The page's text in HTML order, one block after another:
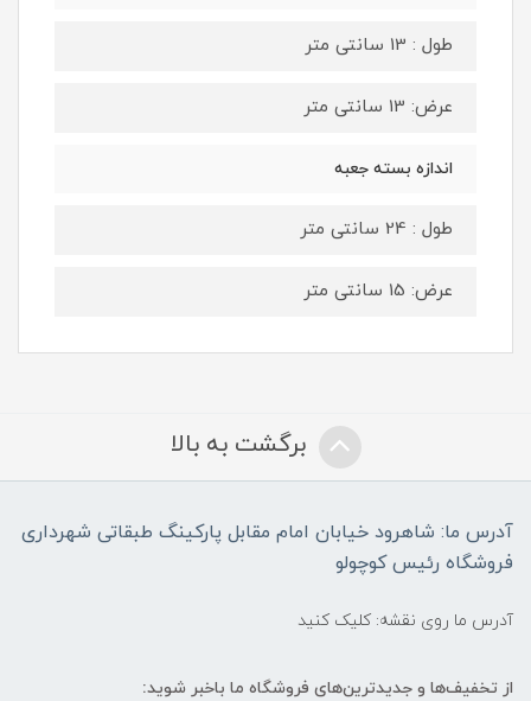
طول : 13 سانتی متر
عرض: 13 سانتی متر
اندازه بسته جعبه
طول : 24 سانتی متر
عرض: 15 سانتی متر
برگشت به بالا
آدرس ما: شاهرود خیابان امام مقابل پارکینگ طبقاتی شهرداری
فروشگاه رئیس کوچولو
آدرس ما روی نقشه: کلیک کنید
از تخفیف‌ها و جدیدترین‌های فروشگاه ما باخبر شوید: